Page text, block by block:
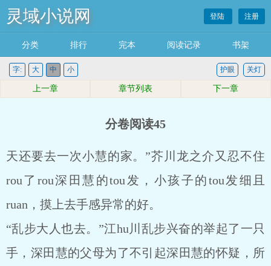
灵域小说网 登陆 注册
分类 排行 完本 阅读记录 书架
字: 大 中 小 关灯
护眼
上一章 章节列表 下一章
分卷阅读45
天还要去一次小慧的家。”芥川龙之介又忍不住
rou了rou深田慧的tou发，小孩子的tou发细且
ruan，摸上去手感异常的好。
“乱步大人也去。”江hu川乱步兴奋的举起了一只
手，深田慧的父母为了不引起深田慧的怀疑，所